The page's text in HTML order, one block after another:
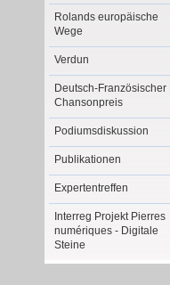
Rolands europäische
Wege
Verdun
Deutsch-Französischer
Chansonpreis
Podiumsdiskussion
Publikationen
Expertentreffen
Interreg Projekt Pierres
numériques - Digitale
Steine